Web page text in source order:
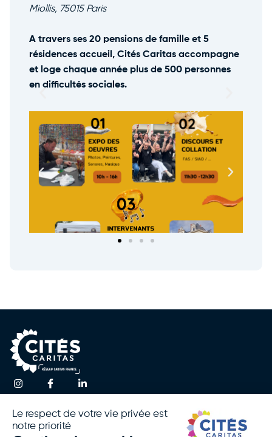
Miollis, 75015 Paris
A travers ses 20 pensions de famille et 5
résidences accueil, Cités Caritas accompagne
et loge chaque année plus de 500 personnes
en difficultés sociales.
Notre
Association
Presse
Contactez-nous
!